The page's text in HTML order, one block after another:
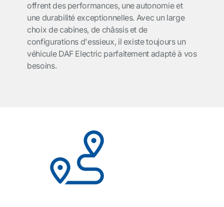
offrent des performances, une autonomie et
une durabilité exceptionnelles. Avec un large
choix de cabines, de châssis et de
configurations d'essieux, il existe toujours un
véhicule DAF Electric parfaitement adapté à vos
besoins.